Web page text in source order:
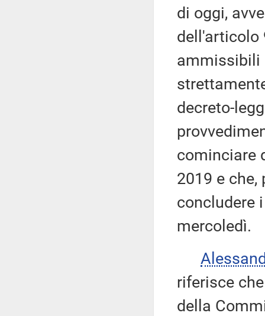
di oggi,
dell'articolo
ammissibili
decreto-
cominciare
2019 e
concludere
mercoledì.
riferisce
della